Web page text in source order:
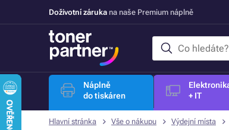
Doživotní záruka na naše Premium náplně
Náplně
do tiskáren
+ IT
Hlavní stránka Vše o nákupu Výdejní místa